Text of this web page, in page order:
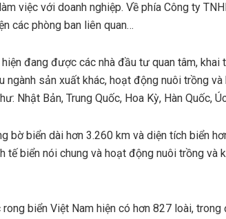
việc với doanh nghiệp. Về phía Công ty
các phòng ban liên quan…
đang được các nhà đầu tư quan tâm, khai
sản xuất khác, hoạt động nuôi trồng
Nhật Bản, Trung Quốc, Hoa Kỳ, Hàn Quốc,
bờ biển dài hơn 3.260 km và diện tích biển
tế biển nói chung và hoạt động nuôi trồng và
biển Việt Nam hiện có hơn 827 loài, trong